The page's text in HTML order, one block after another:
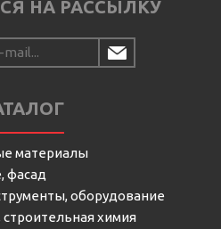
НА РАССЫЛКУ
материалы
фасад
оборудование
строительная химия